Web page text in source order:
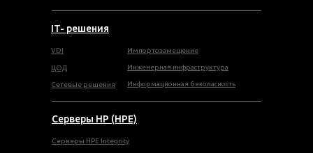
Серверы HP (HPE)
Серверы HPE Integrity
VDI
ЦОД
Сетевые решения
Импортозамещение
Инженерная инфраструктура
Информационная безопасность
IT- решения